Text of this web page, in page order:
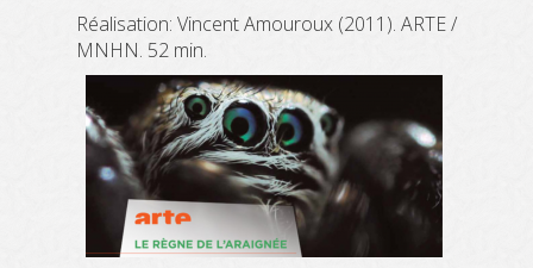
Réalisation: Vincent Amouroux (2011). ARTE /
MNHN. 52 min.